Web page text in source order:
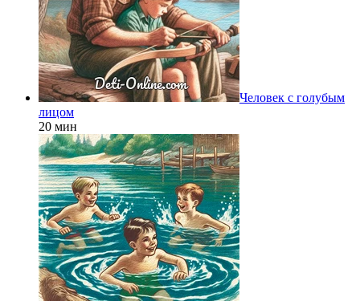
Человек с голубым
лицом
20 мин